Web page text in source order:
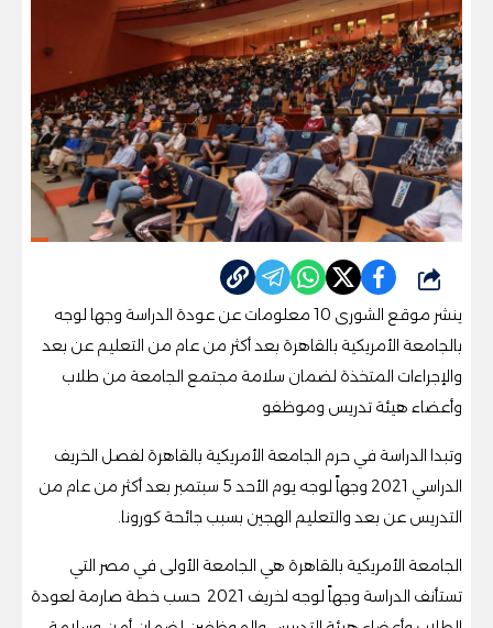
شارك
ينشر موقع الشورى 10 معلومات عن عودة الدراسة وجها لوجه
بالجامعة الأمريكية بالقاهرة بعد أكثر من عام من التعليم عن بعد
والإجراءات المتخذة لضمان سلامة مجتمع الجامعة من طلاب
وأعضاء هيئة تدريس وموظفو
وتبدا الدراسة في حرم الجامعة الأمريكية بالقاهرة لفصل الخريف
الدراسي
وجهاً لوجه يوم الأحد
سبتمبر بعد أكثر من عام من
التدريس عن بعد والتعليم الهجين بسبب جائحة كورونا
الجامعة الأمريكية بالقاهرة هي الجامعة الأولى في مصر التي
تستأنف الدراسة وجهاً لوجه لخريف
حسب خطة صارمة لعودة